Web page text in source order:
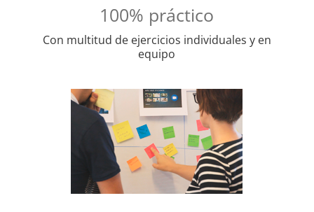
100% práctico
Con multitud de ejercicios individuales y en
equipo